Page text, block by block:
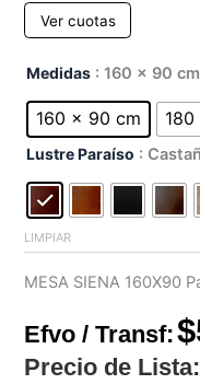
Ver cuotas
Medidas : 160 x 90 cm
160 x 90 cm
Lustre Paraíso :
LIMPIAR
MESA SIENA 160X90
Efvo / Transf:$
Precio de Lista:
Mesa
Paraiso
cantidad